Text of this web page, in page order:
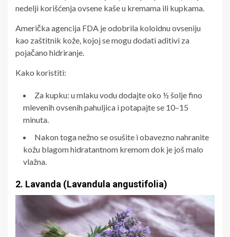
nedelji korišćenja ovsene kaše u kremama ili kupkama.
Američka agencija FDA je odobrila koloidnu ovseniju
kao zaštitnik kože, kojoj se mogu dodati aditivi za
pojačano hidriranje.
Kako koristiti:
Za kupku: u mlaku vodu dodajte oko ½ šolje fino
mlevenih ovsenih pahuljica i potapajte se 10–15
minuta.
Nakon toga nežno se osušite i obavezno nahranite
kožu blagom hidratantnom kremom dok je još malo
vlažna.
2. Lavanda (Lavandula angustifolia)